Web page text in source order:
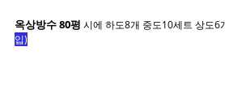
옥상방수 80평 시에 하도8개 중도10세트 상도6
입)